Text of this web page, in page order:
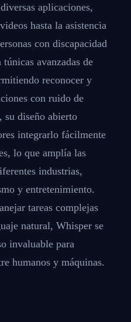
aplicaciones,
hasta la asistencia
con discapacidad
avanzadas de
reconocer y
con ruido de
su diseño abierto
integrarlo fácilmente
lo que amplía las
industrias,
y entretenimiento.
tareas complejas
natural, Whisper se
invaluable para
humanos y máquinas.